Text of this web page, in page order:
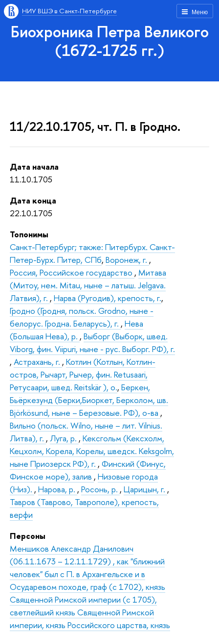
Меню
НИУ ВШЭ в Санкт-Петербурге
Биохроника Петра Великого
(1672-1725 гг.)
11/22.10.1705, чт. П. в Гродно.
Дата начала
11.10.1705
Дата конца
22.10.1705
Топонимы
Санкт-Петербург; также: Питербурх. Санкт-
Петер-Бурх. Питер, СПб, Воронеж, г. ,
Россия, Российское государство , Митава
(Митоу, нем. Mitau, ныне – латыш. Jelgava.
Латвия), г. , Нарва (Ругодив), крепость, г.,
Гродно (Гродня, польск. Grodno, ныне -
белорус. Гродна. Беларусь), г. , Нева
(Большая Нева), р. , Выборг (Выборк, швед.
Viborg, фин. Viipuri, ныне - рус. Выборг. РФ), г.
, Астрахань, г. , Котлин (Котлын, Котлин-
остров, Рычарт, Рычер, фин. Retusaari,
Ретусаари, швед. Reitskär ), о., Беркен,
Бьёркезунд (Берки,Биоркет, Берколом, шв.
Björkösund, ныне – Березовые. РФ), о-ва ,
Вильно (польск. Wilno, ныне – лит. Vilnius.
Литва), г. , Луга, р. , Кексгольм (Кексхолм,
Кецхолм, Корела, Корелы, шведск. Keksgolm,
ныне Приозерск РФ), г. , Финский (Финус,
Финское море), залив , Низовые города
(Низ). , Нарова, р. , Росонь, р. , Царицын, г. ,
Тавров (Таврово, Таврополе), крепость,
верфи
Персоны
Меншиков Александр Данилович
(06.11.1673 – 12.11.1729) , как "ближний
человек" был с П. в Архангельске и в
Осударевом походе, граф (с 1702), князь
Священной Римской империи (с 1705),
светлейший князь Священной Римской
империи, князь Российского царства, князь